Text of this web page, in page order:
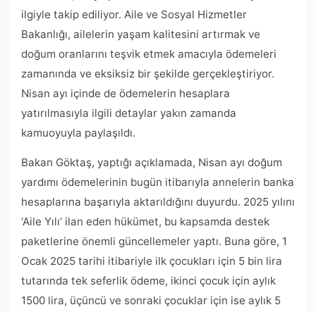
ilgiyle takip ediliyor. Aile ve Sosyal Hizmetler
Bakanlığı, ailelerin yaşam kalitesini artırmak ve
doğum oranlarını teşvik etmek amacıyla ödemeleri
zamanında ve eksiksiz bir şekilde gerçekleştiriyor.
Nisan ayı içinde de ödemelerin hesaplara
yatırılmasıyla ilgili detaylar yakın zamanda
kamuoyuyla paylaşıldı.
Bakan Göktaş, yaptığı açıklamada, Nisan ayı doğum
yardımı ödemelerinin bugün itibarıyla annelerin banka
hesaplarına başarıyla aktarıldığını duyurdu. 2025 yılını
‘Aile Yılı’ ilan eden hükümet, bu kapsamda destek
paketlerine önemli güncellemeler yaptı. Buna göre, 1
Ocak 2025 tarihi itibariyle ilk çocukları için 5 bin lira
tutarında tek seferlik ödeme, ikinci çocuk için aylık
1500 lira, üçüncü ve sonraki çocuklar için ise aylık 5